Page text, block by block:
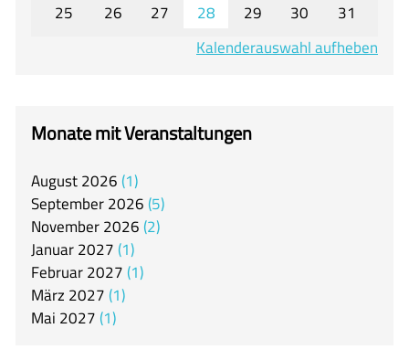
Downloads
Unter-, Mittel und Oberstufe
itslearning
Arbeitsgemeinschaften
Mensa
Unsere Schulgemeinschaft
Kontakt
25
26 27 28 29 30
31
Kalenderauswahl aufheben
Monate mit Veranstaltungen
August2026 1
September2026 5
November2026 2
Januar2027 1
Februar2027 1
März 2027 1
Mai 2027 1